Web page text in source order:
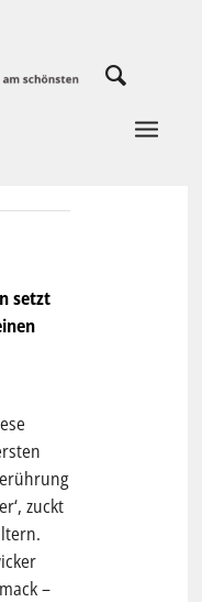
setzt
zuckt
–